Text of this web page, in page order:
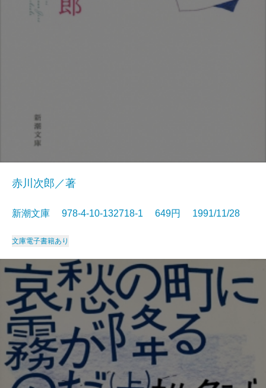
赤川次郎／著
新潮文庫 978-4-10-132718-1 649円 1991/11/28
文庫電子書籍あり